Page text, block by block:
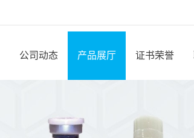
公司动态 产品展厅 证书荣誉